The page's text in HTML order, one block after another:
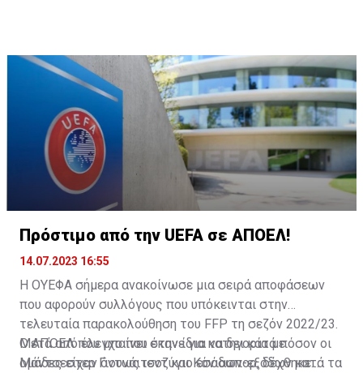
Πρόστιμο από την UEFA σε ΑΠΟΕΛ!
14.07.2023 16:55
Η ΟΥΕΦΑ σήμερα ανακοίνωσε μια σειρά αποφάσεων
που αφορούν συλλόγους που υπόκεινται στην
τελευταία παρακολούθηση του FFP τη σεζόν 2022/23.
Μετά από έλεγχο που έκανε για να δει κατά πόσον οι
ομάδες είχαν όντως ισοζύγιο εσόδων-εξόδων κατά τα
Ο ΑΠΟΕΛ που μπαίνει στην ίδια κατηγορία με
Μάντσεστερ Γιουνάιτεντ και Κόνιασπορ, δέχθηκε